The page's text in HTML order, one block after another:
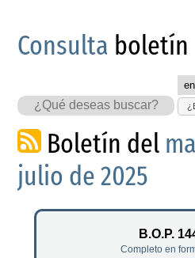
Consulta boletín
Boletín del
julio de 2025
B.O.P.
Completo en